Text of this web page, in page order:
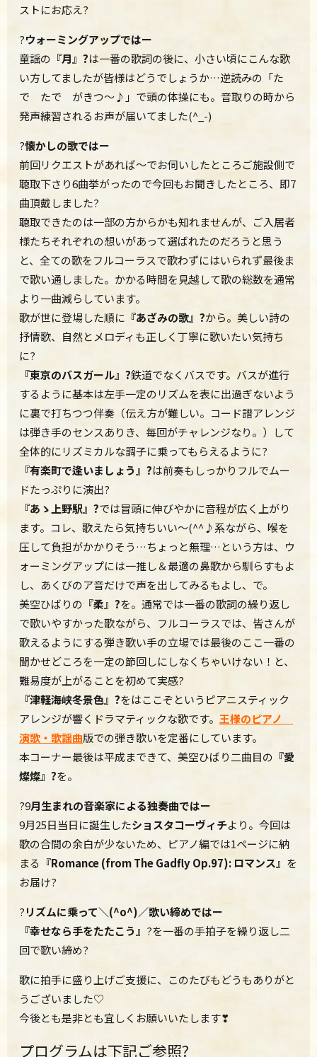
ストにお応え?
?ウォーミングアップではー
童謡の 『月』?は一番の歌詞の後に、小さい頃にこんな歌
い方してましたが皆様はどうでしょうか…逆読みの「た
で たで がきつ～♪」で頭の体操にも。音取りの時から
発声練習されるお声が届いてました(^_-)
?懐かしの歌ではー
前回リクエストがあれば～でお伺いしたところご施設側で
聴取下さり6曲挙がったので今回もお聞きしたところ、即7
曲頂戴しました?
聴取できたのは一部の方からかも知れませんが、ご入居者
様たちそれぞれの想いがあって選ばれたのだろうと思う
と、全ての歌をフルコーラスで歌わずにはいられず最後ま
で歌い通しました。かかる時間を見越して歌の総数を通常
より一曲減らしています。
歌が世に登場した順に 『あざみの歌』?から。美しい詩の
抒情歌、自然とメロディも正しく丁寧に歌いたい気持ち
に?
『東京のバスガール』?鉄道でなくバスです。バスが進行
するように基本は左手一定のリズムを表に出過ぎないよう
に裏で打ちつつ伴奏（伝え方が難しい。コード譜アレンジ
は弾き手のセンスありき、毎回がチャレンジなり。）して
全体的にリズミカルな調子に乗ってもらえるように?
『有楽町で逢いましょう』?は前奏もしっかりフルでムー
ドたっぷりに演出?
『あゝ上野駅』?では冒頭に伸びやかに音程が広く上がり
ます。コレ、歌えたら気持ちいい～(^^♪系ながら、喉を
圧して負担がかかりそう…ちょっと無理…という方は、ウ
ォーミングアップには一推し＆最適の鼻歌から馴らすもよ
し、あくびのア音だけで声を出してみるもよし、で。
美空ひばりの 『柔』?を。通常では一番の歌詞の繰り返し
で歌いやすかった歌ながら、フルコーラスでは、皆さんが
歌えるようにする弾き歌い手の立場では最後のここ一番の
聞かせどころを一定の節回しにしなくちゃいけない！と、
難易度が上がることを初めて実感?
『津軽海峡冬景色』?をはここぞというピアニスティック
アレンジが響くドラマティックな歌です。 王様のピアノ
演歌・歌謡曲版での弾き歌いを定番にしています。
本コーナー最後は平成まできて、美空ひばり二曲目の 『愛
燦燦』?を。
?9月生まれの音楽家による独奏曲ではー
9月25日当日に誕生したショスタコーヴィチより。今回は
歌の合間の余白が少ないため、ピアノ編では1ページに納
まる 『Romance (from The Gadfly Op.97): ロマンス』 を
お届け?
?リズムに乘って＼(^o^)／歌い締めではー
『幸せなら手をたたこう』 ?を一番の手拍子を繰り返し二
回で歌い締め?
歌に拍手に盛り上げご支援に、このたびもどうもありがと
うございました♡
今後とも是非とも宜しくお願いいたします❣
プログラムは下記ご参照?